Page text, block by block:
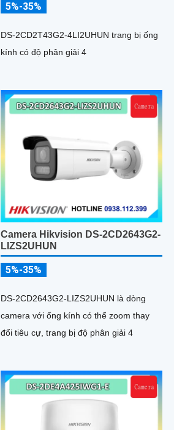
5%-35%
DS-2CD2T43G2-4LI2UHUN trang bị ống
kính có độ phân giải 4
Camera Hikvision DS-2CD2643G2-
LIZS2UHUN
5%-35%
DS-2CD2643G2-LIZS2UHUN là dòng
camera với ống kính có thể zoom thay
đổi tiêu cự, trang bị độ phân giải 4